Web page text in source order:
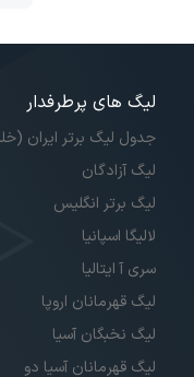
لیگ های پرطرفدار
جدول لیگ برتر ایران
لیگ آزادگان
لیگ برتر انگلیس
لالیگا اسپانیا
سری آ ایتالیا
لیگ قهرمانان اروپا
لیگ نخبگان آسیا
لیگ قهرمانان آسیا دو